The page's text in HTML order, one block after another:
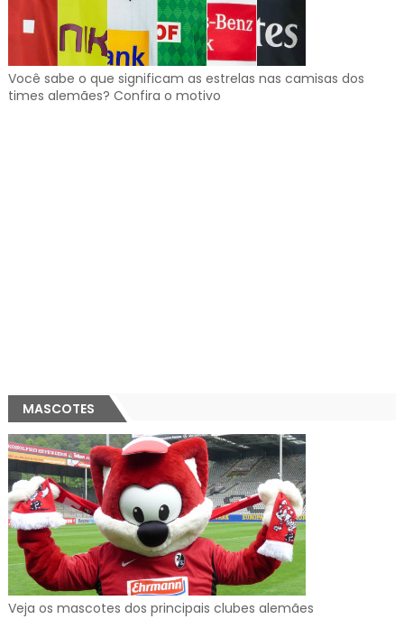
Você sabe o que significam as estrelas nas camisas dos
times alemães? Confira o motivo
MASCOTES
Veja os mascotes dos principais clubes alemães